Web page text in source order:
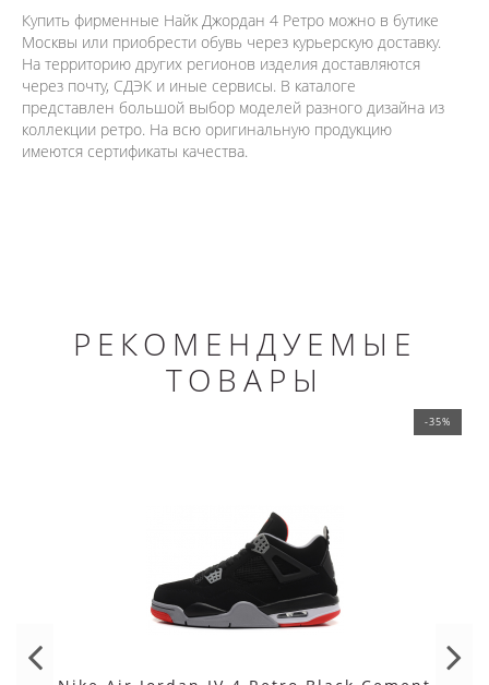
Купить фирменные Найк Джордан 4 Ретро можно в бутике
Москвы или приобрести обувь через курьерскую доставку.
На территорию других регионов изделия доставляются
через почту, СДЭК и иные сервисы. В каталоге
представлен большой выбор моделей разного дизайна из
коллекции ретро. На всю оригинальную продукцию
имеются сертификаты качества.
РЕКОМЕНДУЕМЫЕ
ТОВАРЫ
-35%